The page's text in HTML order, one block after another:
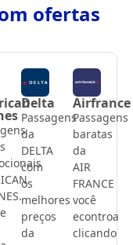
ofertas
Delta
Passagens
da
DELTA
com
os
melhores
preços
da
Airfrance
Passagens
baratas
da
AIR
FRANCE
você
econtroa
clicando